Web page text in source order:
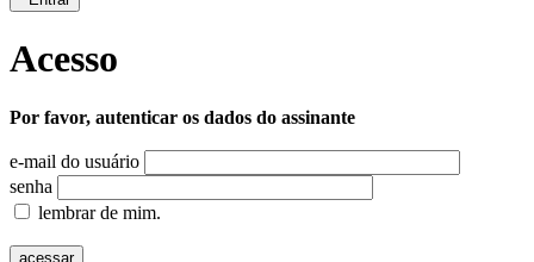
Acesso
Por favor, autenticar os dados do assinante
e-mail do usuário
senha
lembrar de mim.